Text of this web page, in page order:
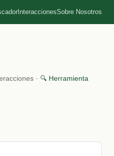
InteraccionesSobre Nosotros
· 🔍 Herramienta